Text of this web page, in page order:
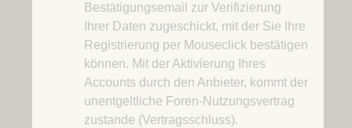
Bestätigungsemail zur Verifizierung
Ihrer Daten zugeschickt, mit der Sie Ihre
Registrierung per Mouseclick bestätigen
können. Mit der Aktivierung Ihres
Accounts durch den Anbieter, kommt der
unentgeltliche Foren-Nutzungsvertrag
zustande (Vertragsschluss).